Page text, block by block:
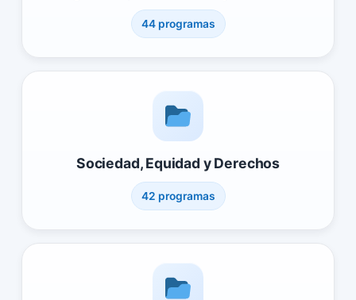
44 programas
Sociedad, Equidad y Derechos
42 programas